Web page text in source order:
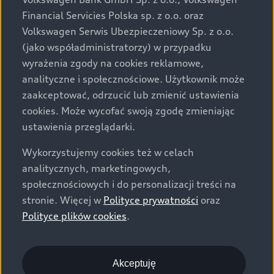
Financial Servicies Polska sp. z o.o. oraz
Volkswagen Serwis Ubezpieczeniowy Sp. z o.o.
(jako współadministratorzy) w przypadku
wyrażenia zgody na cookies reklamowe,
analityczne i społecznościowe. Użytkownik może
zaakceptować, odrzucić lub zmienić ustawienia
cookies. Może wycofać swoją zgodę zmieniając
ustawienia przeglądarki.
Wykorzystujemy cookies też w celach
analitycznych, marketingowych,
społecznościowych i do personalizacji treści na
stronie. Więcej w Polityce prywatności oraz
Polityce plików cookies.
Akceptuję
za dopłatą. Wiążące ustalenie ceny, wyposażenia i
specyfikacji pojazdu następują w umowie sprzedaży, a
określenie parametrów technicznych zawiera
świadectwo homologacji typu pojazdu. Zastrzegamy
sobie prawo do zmian i pomyłek. Wszelkie informacje
prezentowane na stronie są aktualne na dzień ich
zamieszczania. W celu uzyskania najnowszych
informacji prosimy kontaktować się z Partnerem Marki
Audi.
Wszystkie produkowane obecnie samochody marki Audi
są wykonywane z materiałów spełniających pod
względem możliwości odzysku i recyklingu wymagania
określone w normie ISO 22628 i są zgodne z
europejskimi świadectwami homologacji wydanymi wg
o.o. podlega obowiązkowi zapewnienia wszystkim
użytkownikom samochodów marki Volkswagen sieci